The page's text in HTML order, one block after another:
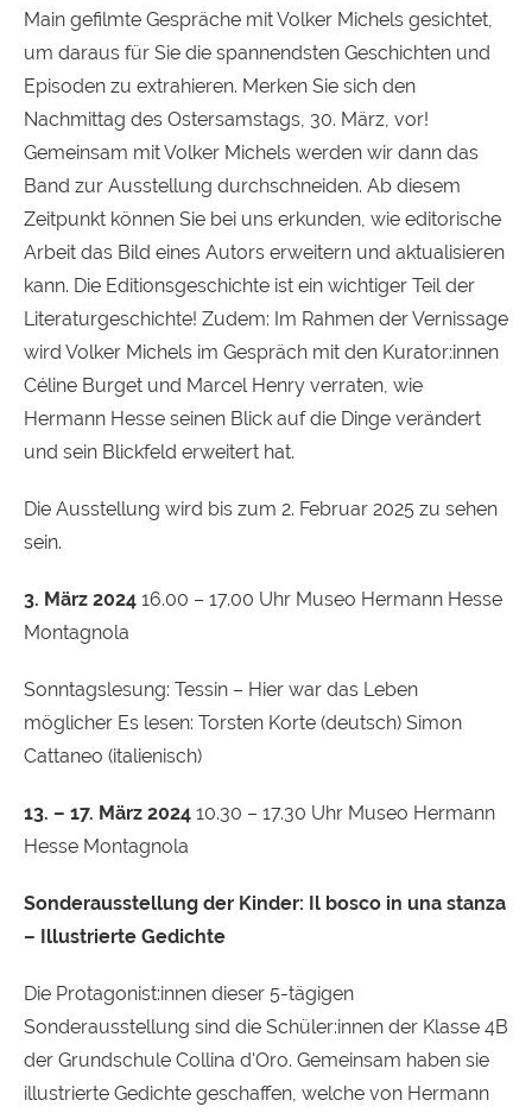
Main gefilmte Gespräche mit Volker Michels gesichtet,
um daraus für Sie die spannendsten Geschichten und
Episoden zu extrahieren. Merken Sie sich den
Nachmittag des Ostersamstags, 30. März, vor!
Gemeinsam mit Volker Michels werden wir dann das
Band zur Ausstellung durchschneiden. Ab diesem
Zeitpunkt können Sie bei uns erkunden, wie editorische
Arbeit das Bild eines Autors erweitern und aktualisieren
kann. Die Editionsgeschichte ist ein wichtiger Teil der
Literaturgeschichte! Zudem: Im Rahmen der Vernissage
wird Volker Michels im Gespräch mit den Kurator:innen
Céline Burget und Marcel Henry verraten, wie
Hermann Hesse seinen Blick auf die Dinge verändert
und sein Blickfeld erweitert hat.
Die Ausstellung wird bis zum 2. Februar 2025 zu sehen
sein.
3. März 2024 16.00 – 17.00 Uhr Museo Hermann Hesse
Montagnola
Sonntagslesung: Tessin – Hier war das Leben
möglicher Es lesen: Torsten Korte (deutsch) Simon
Cattaneo (italienisch)
13. – 17. März 2024 10.30 – 17.30 Uhr Museo Hermann
Hesse Montagnola
Sonderausstellung der Kinder: Il bosco in una stanza
– Illustrierte Gedichte
Die Protagonist:innen dieser 5-tägigen
Sonderausstellung sind die Schüler:innen der Klasse 4B
der Grundschule Collina d'Oro. Gemeinsam haben sie
illustrierte Gedichte geschaffen, welche von Hermann